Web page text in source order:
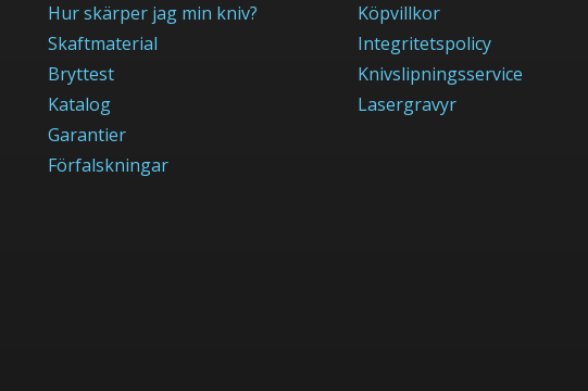
Hur skärper jag min kniv?
Skaftmaterial
Bryttest
Katalog
Garantier
Förfalskningar
Köpvillkor
Integritetspolicy
Knivslipningsservice
Lasergravyr